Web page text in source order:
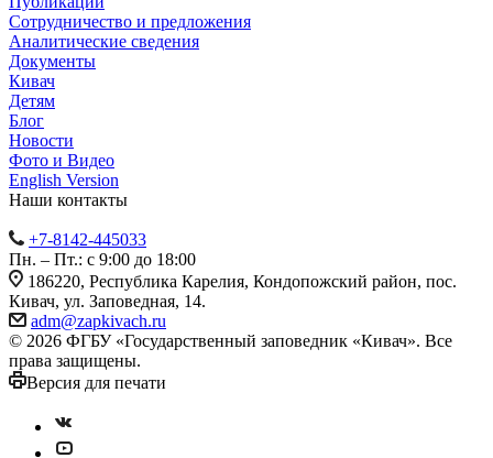
Сотрудничество и предложения
Аналитические сведения
Документы
Кивач
Детям
Блог
Новости
Фото и Видео
English Version
Наши контакты
+7-8142-445033
Пн. – Пт.: с 9:00 до 18:00
186220, Республика Карелия, Кондопожский район, пос.
Кивач, ул. Заповедная, 14.
adm@zapkivach.ru
© 2026 ФГБУ «Государственный заповедник «Кивач». Все
права защищены.
Версия для печати